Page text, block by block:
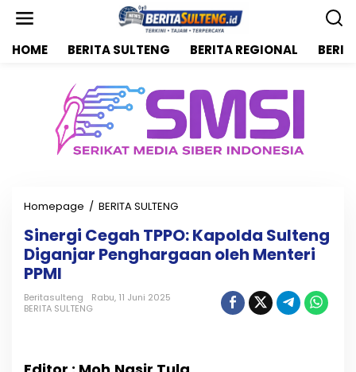
HOME BERITA SULTENG BERITA REGIONAL
Homepage / BERITA SULTENG
n
e
Sinergi Cegah TPPO: Kapolda Sulteng
Diganjar Penghargaan oleh Menteri
PPMI
Beritasulteng
Rabu, 11 Juni 2025
BERITA SULTENG